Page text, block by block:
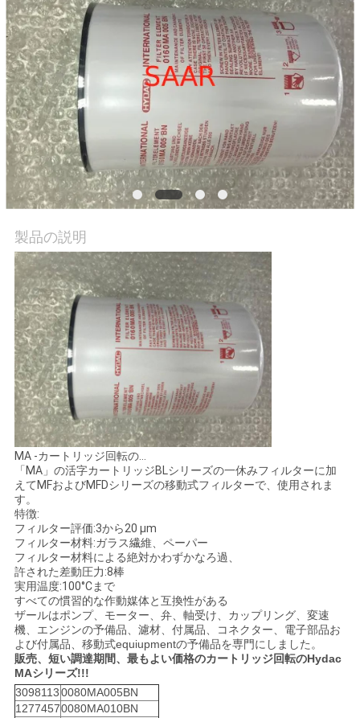
私
達
に
連
絡
し
な
さ
い
引
用
を
要
求
し
な
さ
い
地
図
製品の説明
MA -カートリッジ回転の…
「MA」の活字カートリッジBLシリーズの一休みフィルターに加
えてMFおよびMFDシリーズの移動式フィルターで、使用されま
す。
特徴:
フィルター評価:3から20 µm
フィルター材料:ガラス繊維、ペーパー
フィルター材料による絶対かわずかなろ過、
許された差動圧力:8棒
実用温度:100°Cまで
すべての慣習的な作動媒体と互換性がある
ザールはポンプ、モーター、弁、軸受け、カップリング、変速
機、エンジンの予備品、濾材、付属品、コネクター、電子部品お
よび付属品、移動式equiupmentの予備品を専門にしました。
販売、短い調達期間、最もよい価格のカートリッジ回転のHydac
MAシリーズ!!!
30981130080MA005BN
12774570080MA010BN